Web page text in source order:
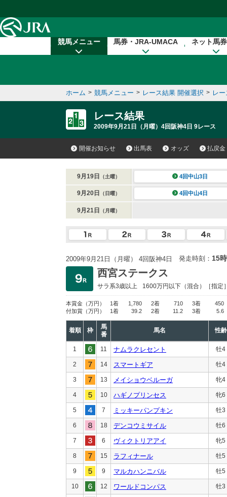
競馬メニュー 馬券・JRA-UMACA ネット馬
ホーム > 競馬メニュー > レース結果 開催選択 > レ
レース結果
2009年9月21日（月曜）4回阪神4日 9レース
開催お知らせ 出馬表 オッズ 払戻金
9月19日 （土曜） 4回中山3日
9月20日 （日曜） 4回中山4日
9月21日 （月曜）
2009年9月21日（月曜） 4回阪神4日 発走時刻： 15
西宮ステークス
サラ系3歳以上 1600万円以下 （混合）［指定
本賞金 （万円） 1着 1,780 2着 710 3着
450
付加賞 （万円） 1着 39.2 2着 11.2 3着 5.6
着順 枠
馬
番
馬名 性齢
1 11 ナムラクレセント 牡4
2 14 スマートギア 牡4
3 13 メイショウベルーガ 牝4
4 10 ハギノプリンセス 牝6
5 7 ミッキーパンプキン 牡3
6 18 デンコウミサイル 牡6
7 6 ヴィクトリアアイ 牝5
8 15 ラフィナール 牡5
9 9 マルカハンニバル 牡5
10 12 ワールドコンパス 牡3